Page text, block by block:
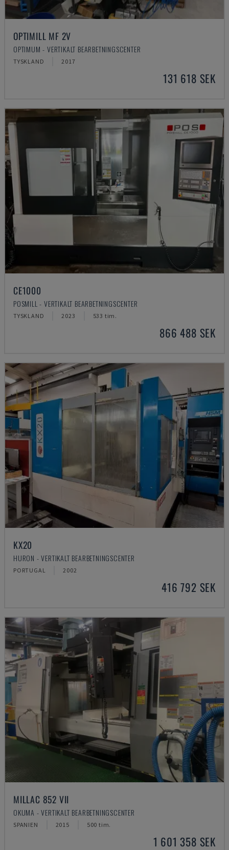
OPTIMILL MF 2V
OPTIMUM - VERTIKALT BEARBETNINGSCENTER
TYSKLAND 2017
131 618 SEK
CE1000
POSMILL - VERTIKALT BEARBETNINGSCENTER
TYSKLAND 2023 533 tim.
866 488 SEK
KX20
HURON - VERTIKALT BEARBETNINGSCENTER
PORTUGAL 2002
416 792 SEK
MILLAC 852 VII
OKUMA - VERTIKALT BEARBETNINGSCENTER
SPANIEN 2015 500 tim.
1 601 358 SEK